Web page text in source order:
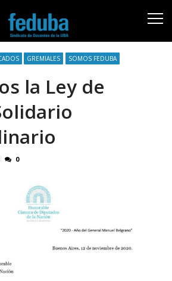
GREMIALES SOMOS FEDUBA
la Ley de
0